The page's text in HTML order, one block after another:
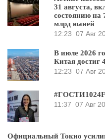
31 августа,
состоянию на
млрд юаней
12:23 07 Авг
В июле 2026
Китая достиг
12:23 07 Авг
11:37 07 Авг
Официальный Токио